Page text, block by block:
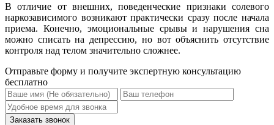
В отличие от внешних, поведенческие признаки солевого
наркозависимого возникают практически сразу после начала
приема. Конечно, эмоциональные срывы и нарушения сна
можно списать на депрессию, но вот объяснить отсутствие
контроля над телом значительно сложнее.
Отправьте форму и получите экспертную консультацию
бесплатно